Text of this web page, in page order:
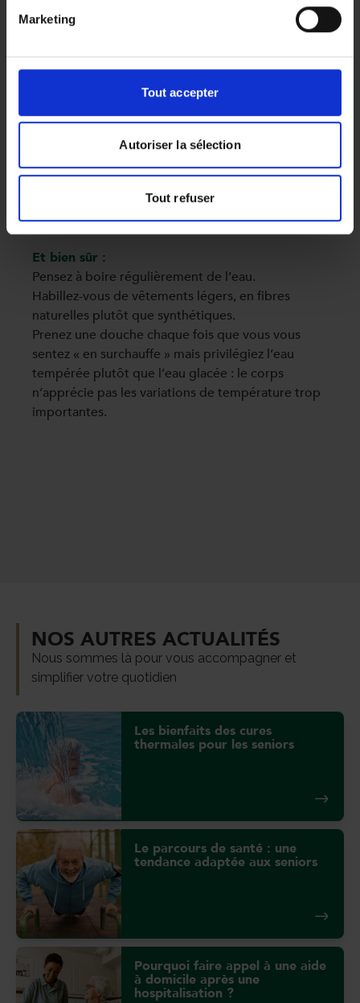
Marketing
Tout accepter
Autoriser la sélection
Tout refuser
révèle plus économique à l’usage et peut
également s’utiliser en hiver s’il est équipé de la
fonction changement de rotation.
bon compromis entre le climatiseur et le
ventilateur classique : ce ventilateur équipé d’un
bac à glaçon soufflera un air légèrement rafraîchi
Et bien sûr :
Pensez à boire régulièrement de l’eau.
Habillez-vous de vêtements légers, en fibres
naturelles plutôt que synthétiques.
Prenez une douche chaque fois que vous vous
sentez « en surchauffe » mais privilégiez l’eau
tempérée plutôt que l’eau glacée : le corps
n’apprécie pas les variations de température trop
importantes.
NOS AUTRES ACTUALITÉS
Nous sommes là pour vous accompagner et
simplifier votre quotidien
Les bienfaits des cures
thermales pour les seniors
Le parcours de santé : une
tendance adaptée aux seniors
Pourquoi faire appel à une aide
à domicile après une
hospitalisation ?